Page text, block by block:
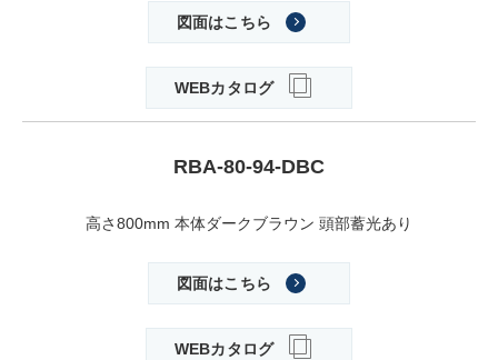
図面はこちら
WEBカタログ
RBA-80-94-DBC
高さ800mm 本体ダークブラウン 頭部蓄光あり
図面はこちら
WEBカタログ